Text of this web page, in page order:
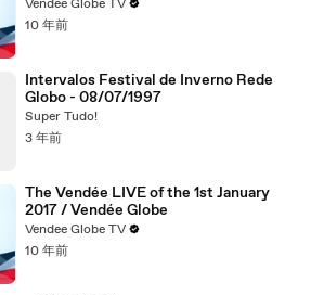
Vendee Globe TV
10 年前
Intervalos Festival de Inverno Rede
Globo - 08/07/1997
Super Tudo!
3 年前
The Vendée LIVE of the 1st January
2017 / Vendée Globe
Vendee Globe TV
10 年前